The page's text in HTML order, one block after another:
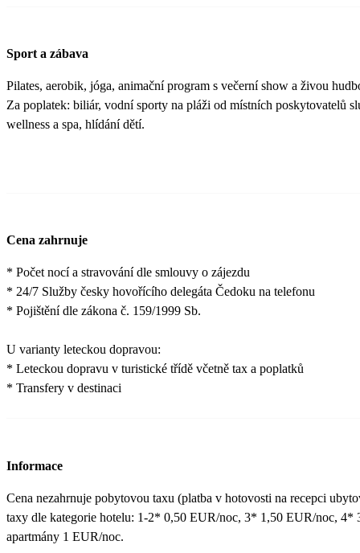
Sport a zábava
Pilates, aerobik, jóga, animační program s večerní show a živou
Za poplatek: biliár, vodní sporty na pláži od místních poskytovatelů
wellness a spa, hlídání dětí.
Cena zahrnuje
* Počet nocí a stravování dle smlouvy o zájezdu
* 24/7 Služby česky hovořícího delegáta Čedoku na telefonu
* Pojištění dle zákona č. 159/1999 Sb.
U varianty leteckou dopravou:
* Leteckou dopravu v turistické třídě včetně tax a poplatků
* Transfery v destinaci
Informace
Cena nezahrnuje pobytovou taxu (platba v hotovosti na recepci
taxy dle kategorie hotelu: 1-2* 0,50 EUR/noc, 3* 1,50 EUR/noc,
apartmány 1 EUR/noc.